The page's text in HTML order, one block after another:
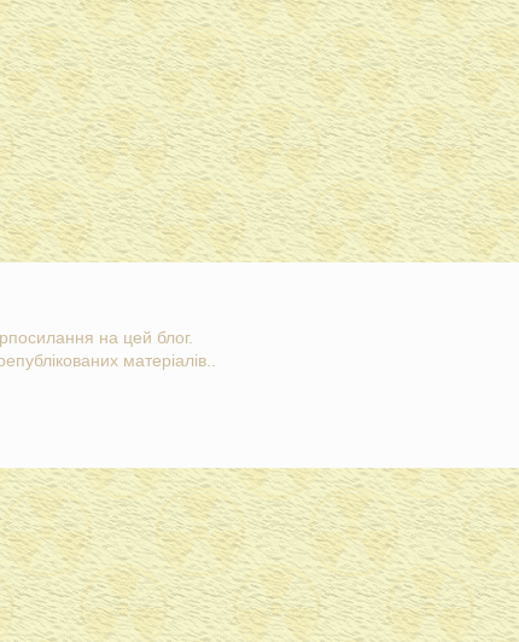
на цей блог.
матеріалів..